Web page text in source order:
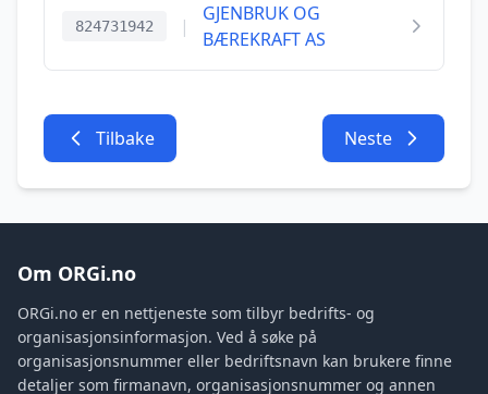
824731942 |
GJENBRUK OG
BÆREKRAFT AS
Tilbake Neste
Om ORGi.no
ORGi.no er en nettjeneste som tilbyr bedrifts- og
organisasjonsinformasjon. Ved å søke på
organisasjonsnummer eller bedriftsnavn kan brukere finne
detaljer som firmanavn, organisasjonsnummer og annen